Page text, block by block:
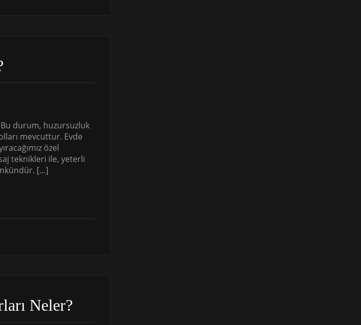
durum, huzursuzluk
mevcuttur. Evde
özel
teknikleri ile, yeterli
[…]
Neler?